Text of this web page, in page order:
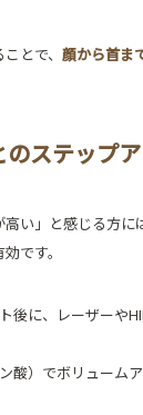
ことで、顔から首ま
ステップ
高い」と感じる方に
です。
後に、レーザーや
酸）でボリューム